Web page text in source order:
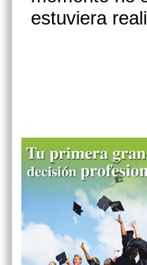
estuviera